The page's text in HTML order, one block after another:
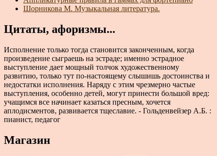
Шорникова М. Музыкальная литература.
Цитаты, афоризмы...
Исполнение только тогда становится законченным, когда
произведение сыграешь на эстраде; именно эстрадное
выступление дает мощный толчок художественному
развитию, только тут по-настоящему слышишь достоинства и
недостатки исполнения. Наряду с этим чрезмерно частые
выступления, особенно детей, могут принести большой вред:
учащимся все начинает казаться пресным, хочется
аплодисментов, развивается тщеславие. - Гольденвейзер А.Б. :
пианист, педагог
Магазин